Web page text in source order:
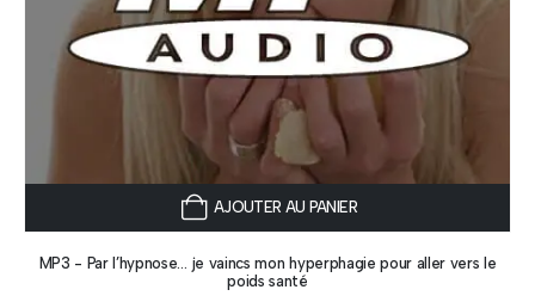
AJOUTER AU PANIER
MP3 - Par l’hypnose… je vaincs mon hyperphagie pour aller vers le
poids santé